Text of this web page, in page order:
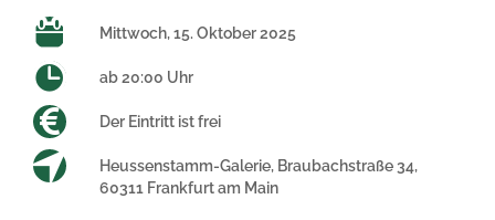
Mittwoch, 15. Oktober 2025
ab 20:00 Uhr
Der Eintritt ist frei
Heussenstamm-Galerie, Braubachstraße 34,
60311 Frankfurt am Main